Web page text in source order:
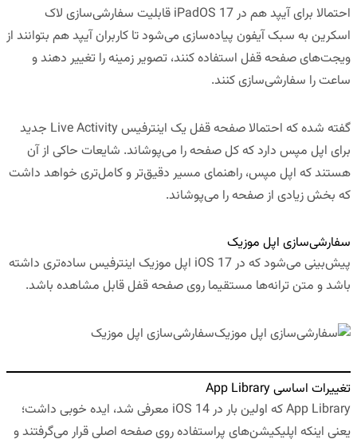
احتمالا برای آیپد هم در iPadOS 17 قابلیت سفارشی‌سازی لاک
اسکرین به سبک آیفون پیاده‌سازی می‌شود تا کاربران آیپد هم بتوانند از
ویجت‌های صفحه قفل استفاده کنند، تصویر زمینه را تغییر دهند و
ساعت را سفارشی‌سازی کنند.
گفته شده که احتمالا صفحه قفل یک اینترفیس Live Activity جدید
برای اپل مپس دارد که کل صفحه را می‌پوشاند. شایعات حاکی از آن
هستند که اپل مپس، راهنمای مسیر دقیق‌تر و کامل‌تری خواهد داشت
که بخش زیادی از صفحه را می‌پوشاند.
سفارشی‌سازی اپل موزیک
پیش‌بینی می‌شود که در iOS 17 اپل موزیک اینترفیس ساده‌تری داشته
باشد و متن ترانه‌ها مستقیما روی صفحه قفل قابل مشاهده باشد.
سفارشی‌سازی اپل موزیک
تغییرات اساسی App Library
App Library که اولین بار در iOS 14 معرفی شد، ایده خوبی داشت؛
یعنی اینکه اپلیکیشن‌های پراستفاده روی صفحه اصلی قرار می‌گرفتند و